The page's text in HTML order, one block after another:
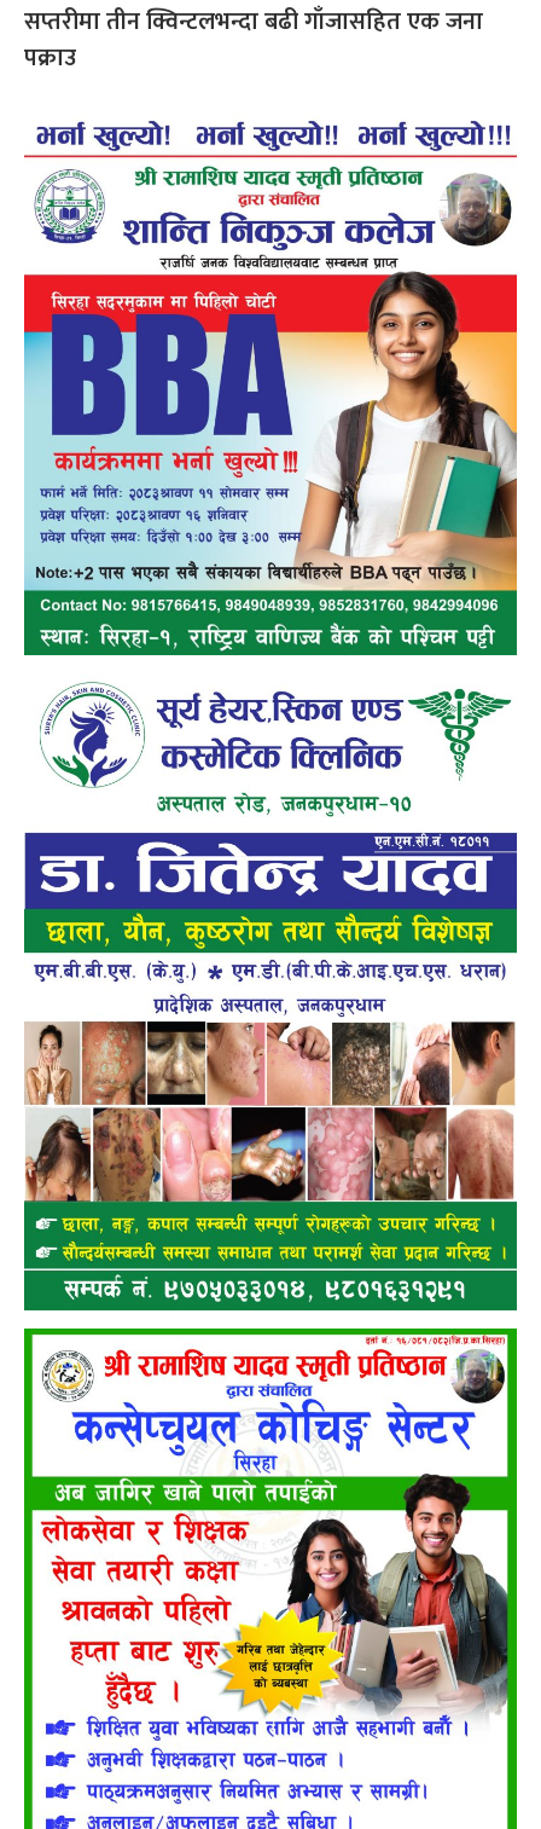
सप्तरीमा तीन क्विन्टलभन्दा बढी गाँजासहित एक जना
पक्राउ